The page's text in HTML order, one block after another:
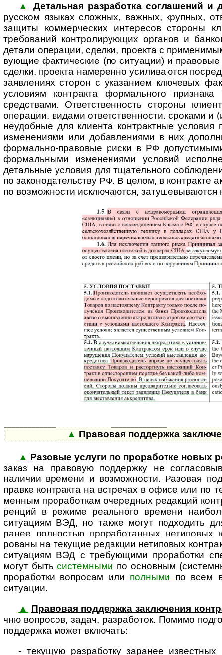
▲
Детальная разработка соглашений и
русском языках сложных, важных, крупных,
защиты коммер­ческих интересов стороны
требований конт­ро­ли­ру­ю­щих органов и
детали операции, сделки, проекта с
ву­ю­щие факти­ческие (по ситуации) и
сделки, проекта намеренно усили­ваются
заявлениях сторон с указанием ключевых
условиям контракта формаль­ного
средствами. Ответст­венность стороны
операции, видами ответственности, сроками
неудобные для клиента конт­рактные
изменениями или добав­лениями в них
формаль­но-пра­вовые риски в РФ
формаль­ными измене­ниями условий
детальные условия для тщатель­ного
по зако­но­да­тель­ству РФ. В целом, в контракте
по возможности исключаются, затуше­выва­ются
▲ Правовая поддержка
▲ Разовые услуги по проработке новых
заказ на правовую поддержку не
наличии времени и возможности. Разовая
правке контракта на встречах в офисе или
менным проработкам очередных редакций
ренций в режиме реаль­ного времени
ситуациям ВЭД, но также могут подходить
ранее полностью прорабо­танных нетиповых
рованы на текущие редакции нетиповых
ситуациям ВЭД с требующими прора­ботки
могут бытьсистемными по основным
проработки вопросам или полными по всем
ситуации.
▲ Правовая поддержка заклю­чения
чню воп­росов, задач, разра­боток. Помимо
под­держка может включать:
- текущую разработку заранее